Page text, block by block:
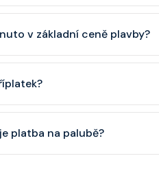
měsíců po skončení plavby.
v základní ceně plavby?
čaj, káva, limonády apod.).
platba na palubě?